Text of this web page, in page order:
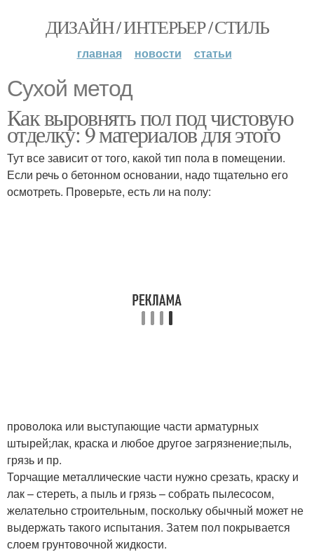
ДИЗАЙН / ИНТЕРЬЕР / СТИЛЬ
главная новости статьи
Сухой метод
Как выровнять пол под чистовую
отделку: 9 материалов для этого
Тут все зависит от того, какой тип пола в помещении.
Если речь о бетонном основании, надо тщательно его
осмотреть. Проверьте, есть ли на полу:
проволока или выступающие части арматурных
штырей;лак, краска и любое другое загрязнение;пыль,
грязь и пр.
Торчащие металлические части нужно срезать, краску и
лак – стереть, а пыль и грязь – собрать пылесосом,
желательно строительным, поскольку обычный может не
выдержать такого испытания. Затем пол покрывается
слоем грунтовочной жидкости.